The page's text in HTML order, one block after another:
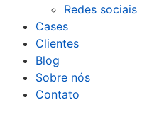
Redes sociais
Cases
Clientes
Blog
Sobre nós
Contato